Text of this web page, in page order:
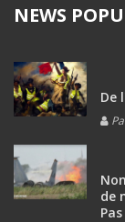
NEWS
De
de